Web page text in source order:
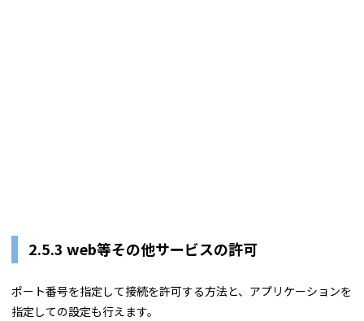
2.5.3 web等その他サービスの許可
ポート番号を指定して接続を許可する方法と、アプリケーションを
指定しての設定も行えます。